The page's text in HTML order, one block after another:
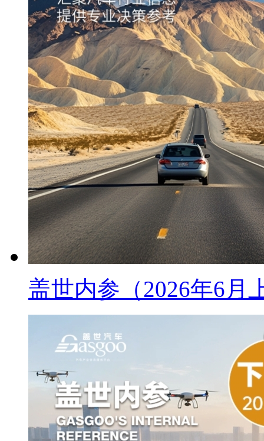
盖世内参（2026年6月